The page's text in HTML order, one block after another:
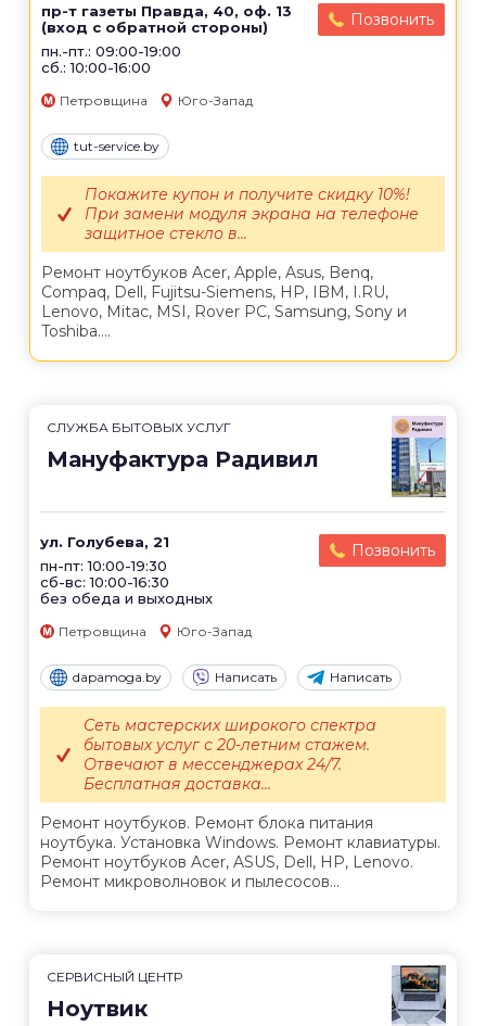
пр-т газеты Правда, 40, оф. 13
(вход с обратной стороны)
пн.-пт.: 09:00-19:00
сб.: 10:00-16:00
Позвонить
Петровщина Юго-Запад
tut-service.by
Ремонт ноутбуков Acer, Apple, Asus, Benq,
Compaq, Dell, Fujitsu-Siemens, HP, IBM, I.RU,
Lenovo, Mitac, MSI, Rover PC, Samsung, Sony и
Toshiba....
Покажите купон и получите скидку 10%!
При замени модуля экрана на телефоне
защитное стекло в...
СЛУЖБА БЫТОВЫХ УСЛУГ
Мануфактура Радивил
ул. Голубева, 21
пн-пт: 10:00-19:30
сб-вс: 10:00-16:30
без обеда и выходных
Позвонить
Петровщина Юго-Запад
dapamoga.by Написать Написать
Ремонт ноутбуков. Ремонт блока питания
ноутбука. Установка Windows. Ремонт клавиатуры.
Ремонт ноутбуков Acer, ASUS, Dell, HP, Lenovo.
Ремонт микроволновок и пылесосов...
Сеть мастерских широкого спектра
бытовых услуг с 20-летним стажем.
Отвечают в мессенджерах 24/7.
Бесплатная доставка...
СЕРВИСНЫЙ ЦЕНТР
Ноутвик